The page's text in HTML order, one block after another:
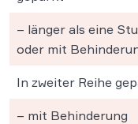
– länger als eine
oder mit
In zweiter Reihe
– mit Behinderung